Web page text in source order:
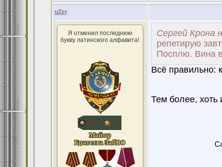
uZer
Я отменил последнюю
букву латинского алфавита!
Сергей Крона
репетирую
Посплю. Вина
Всё правильно:
Тем более, хоть